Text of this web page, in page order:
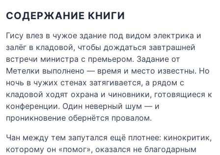
СОДЕРЖАНИЕ КНИГИ
Гису влез в чужое здание под видом электрика и
залёг в кладовой, чтобы дождаться завтрашней
встречи министра с премьером. Задание от
Метелки выполнено — время и место известны. Но
ночь в чужих стенах затягивается, а рядом с
кладовой ходят охрана и чиновники, готовящиеся к
конференции. Один неверный шум — и
проникновение обернётся провалом.
Чан между тем запутался ещё плотнее: кинокритик,
которому он «помог», оказался не благодарным